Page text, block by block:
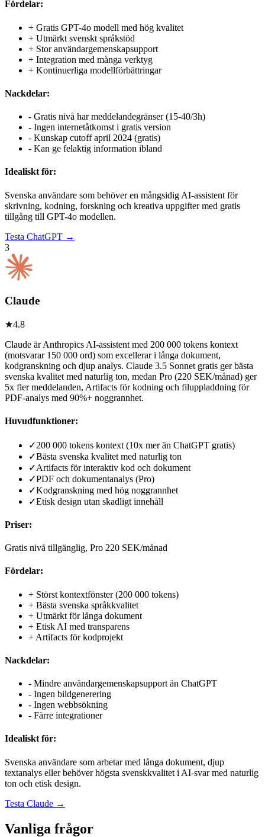
Fördelar:
+ Gratis GPT-4o modell med hög kvalitet
+ Utmärkt svenskt språkstöd
+ Stor användargemenskapsupport
+ Integration med många verktyg
+ Kontinuerliga modellförbättringar
Nackdelar:
- Gratis nivå har meddelandegränser (15-40/3h)
- Ingen internetåtkomst i gratis version
- Kunskap cutoff april 2024 (gratis)
- Kan ge felaktig information ibland
Idealiskt för:
Svenska användare som behöver en mångsidig AI-assistent för
skrivning, kodning, forskning och kreativa uppgifter med gratis
tillgång till GPT-4o modellen.
Testa ChatGPT →
3
Claude
★4.8
Claude är Anthropics AI-assistent med 200 000 tokens kontext
(motsvarar 150 000 ord) som excellerar i långa dokument,
kodgranskning och djup analys. Claude 3.5 Sonnet gratis ger bästa
svenska kvalitet med naturlig ton, medan Pro (220 SEK/månad) ger
5x fler meddelanden, Artifacts för kodning och filuppladdning för
PDF-analys med 90%+ noggrannhet.
Huvudfunktioner:
✓200 000 tokens kontext (10x mer än ChatGPT gratis)
✓Bästa svenska kvalitet med naturlig ton
✓Artifacts för interaktiv kod och dokument
✓PDF och dokumentanalys (Pro)
✓Kodgranskning med hög noggrannhet
✓Etisk design utan skadligt innehåll
Priser:
Gratis nivå tillgänglig, Pro 220 SEK/månad
Fördelar:
+ Störst kontextfönster (200 000 tokens)
+ Bästa svenska språkkvalitet
+ Utmärkt för långa dokument
+ Etisk AI med transparens
+ Artifacts för kodprojekt
Nackdelar:
- Mindre användargemenskapsupport än ChatGPT
- Ingen bildgenerering
- Ingen webbsökning
- Färre integrationer
Idealiskt för:
Svenska användare som arbetar med långa dokument, djup
textanalys eller behöver högsta svenskkvalitet i AI-svar med naturlig
ton och etisk design.
Testa Claude →
Vanliga frågor